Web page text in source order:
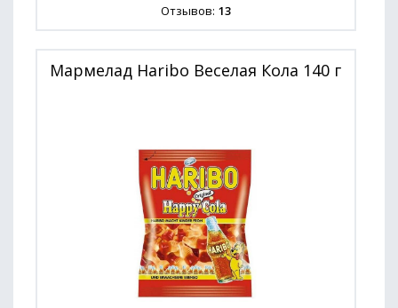
Отзывов: 13
Мармелад Haribo Веселая Кола 140 г